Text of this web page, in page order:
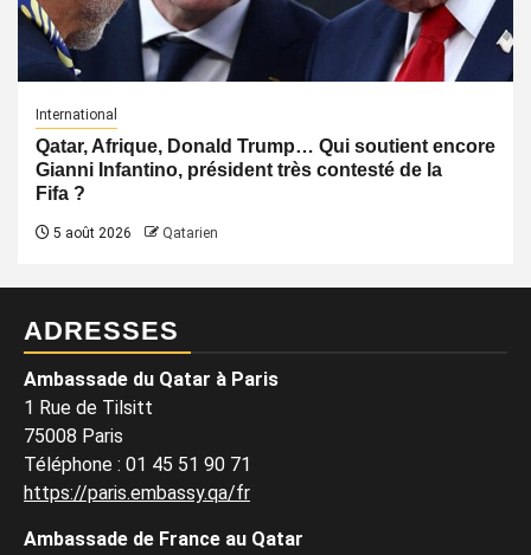
International
Qatar, Afrique, Donald Trump… Qui soutient encore
Gianni Infantino, président très contesté de la
Fifa ?
5 août 2026 Qatarien
ADRESSES
Ambassade du Qatar à Paris
1 Rue de Tilsitt
75008 Paris
Téléphone : 01 45 51 90 71
https://paris.embassy.qa/fr
Ambassade de France au Qatar